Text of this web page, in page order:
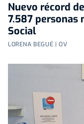
Nuevo récord
7.587 personas
Social
LORENA BEGUÉ | OV